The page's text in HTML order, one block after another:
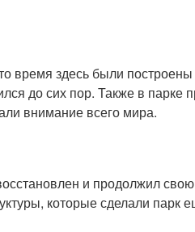
время здесь были
до сих пор. Также в парке
внимание всего мира.
и продолжил
которые сделали парк